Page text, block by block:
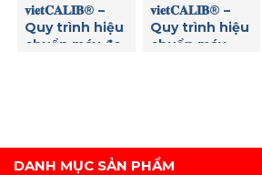
DANH MỤC SẢN PHẨM
rã) viên thuốc
8 vị trí Copley
𝐯𝐢𝐞𝐭𝐂𝐀𝐋𝐈𝐁® –
Quy trình hiệu
chuẩn máy đo
𝐯𝐢𝐞𝐭𝐂𝐀𝐋𝐈𝐁® –
Quy trình hiệu
chuẩn máy